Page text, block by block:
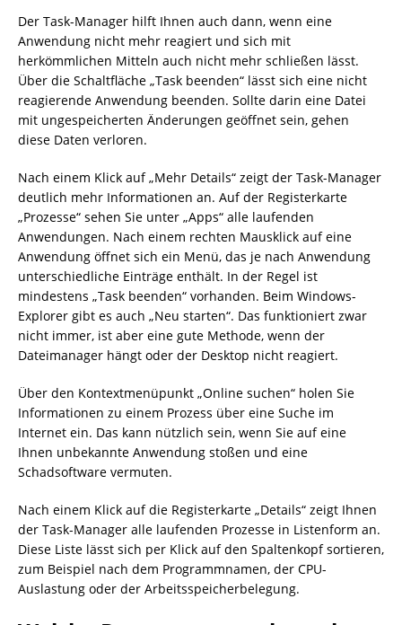
Der Task-Manager hilft Ihnen auch dann, wenn eine
Anwendung nicht mehr reagiert und sich mit
herkömmlichen Mitteln auch nicht mehr schließen lässt.
Über die Schaltfläche „Task beenden“ lässt sich eine nicht
reagierende Anwendung beenden. Sollte darin eine Datei
mit ungespeicherten Änderungen geöffnet sein, gehen
diese Daten verloren.
Nach einem Klick auf „Mehr Details“ zeigt der Task-Manager
deutlich mehr Informationen an. Auf der Registerkarte
„Prozesse“ sehen Sie unter „Apps“ alle laufenden
Anwendungen. Nach einem rechten Mausklick auf eine
Anwendung öffnet sich ein Menü, das je nach Anwendung
unterschiedliche Einträge enthält. In der Regel ist
mindestens „Task beenden“ vorhanden. Beim Windows-
Explorer gibt es auch „Neu starten“. Das funktioniert zwar
nicht immer, ist aber eine gute Methode, wenn der
Dateimanager hängt oder der Desktop nicht reagiert.
Über den Kontextmenüpunkt „Online suchen“ holen Sie
Informationen zu einem Prozess über eine Suche im
Internet ein. Das kann nützlich sein, wenn Sie auf eine
Ihnen unbekannte Anwendung stoßen und eine
Schadsoftware vermuten.
Nach einem Klick auf die Registerkarte „Details“ zeigt Ihnen
der Task-Manager alle laufenden Prozesse in Listenform an.
Diese Liste lässt sich per Klick auf den Spaltenkopf sortieren,
zum Beispiel nach dem Programmnamen, der CPU-
Auslastung oder der Arbeitsspeicherbelegung.